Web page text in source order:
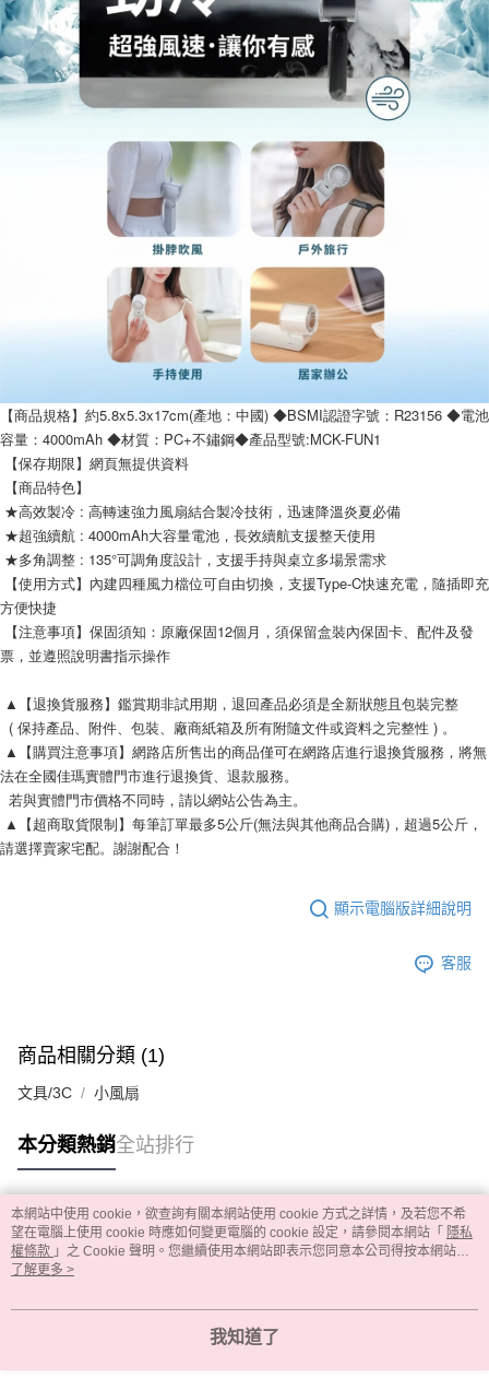
【商品規格】約5.8x5.3x17cm(產地：中國) ◆BSMI認證字號：R23156 ◆電池
容量：4000mAh ◆材質：PC+不鏽鋼◆產品型號:MCK-FUN1
【保存期限】網頁無提供資料
【商品特色】
★高效製冷 : 高轉速強力風扇結合製冷技術，迅速降溫炎夏必備
★超強續航 : 4000mAh大容量電池，長效續航支援整天使用
★多角調整 : 135°可調角度設計，支援手持與桌立多場景需求
方便快捷
票，並遵照說明書指示操作
▲【退換貨服務】鑑賞期非試用期，退回產品必須是全新狀態且包裝完整
  ( 保持產品、附件、包裝、廠商紙箱及所有附隨文件或資料之完整性 ) 。
法在全國佳瑪實體門市進行退換貨、退款服務。
  若與實體門市價格不同時，請以網站公告為主。
請選擇賣家宅配。謝謝配合！
顯示電腦版詳細說明
客服
商品相關分類 (1)
文具/3C 小風扇
本分類熱銷全站排行
熱門標籤
本網站中使用 cookie，欲查詢有關本網站使用 cookie 方式之詳情，及若您不希
望在電腦上使用 cookie 時應如何變更電腦的 cookie 設定，請參閱本網站「 隱私
權條款 」之 Cookie 聲明。您繼續使用本網站即表示您同意本公司得按本網站使
用條款之 Cookie 聲明使用 cookie。
了解更多 >
我知道了